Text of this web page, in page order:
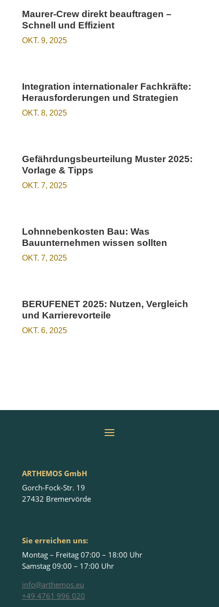
Maurer-Crew direkt beauftragen –
Schnell und Effizient
OKT. 9, 2025
Integration internationaler Fachkräfte:
Herausforderungen und Strategien
OKT. 8, 2025
Gefährdungsbeurteilung Muster 2025:
Vorlage & Tipps
OKT. 7, 2025
Lohnnebenkosten Bau: Was
Bauunternehmen wissen sollten
OKT. 7, 2025
BERUFENET 2025: Nutzen, Vergleich
und Karrierevorteile
OKT. 6, 2025
ARTHEMOS GmbH
Gorch-Fock-Str. 19
27432 Bremervörde
Sie erreichen uns:
Montag – Freitag 07:00 – 18:00 Uhr
Samstag 09:00 – 17:00 Uhr
info@arthemos.eu
+49 4761 996 020